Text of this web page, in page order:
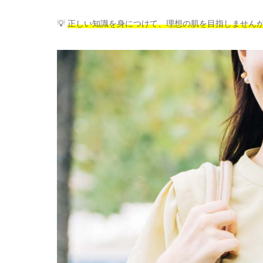
💡 正しい知識を身につけて、理想の肌を目指しません